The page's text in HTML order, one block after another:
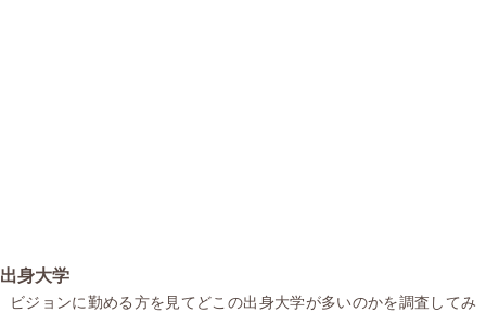
出身大学
ビジョンに勤める方を見てどこの出身大学が多いのかを調査してみ